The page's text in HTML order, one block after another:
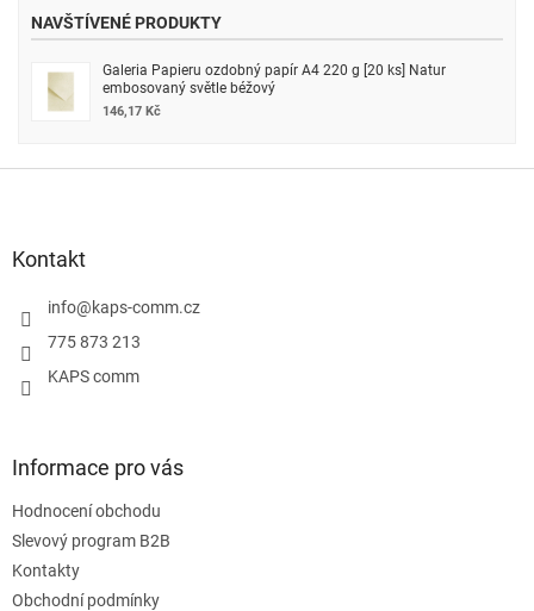
NAVŠTÍVENÉ PRODUKTY
Galeria Papieru ozdobný papír A4 220 g [20 ks] Natur
embosovaný světle béžový
146,17 Kč
Kontakt
info@kaps-comm.cz
775 873 213
KAPS comm
Informace pro vás
Hodnocení obchodu
Slevový program B2B
Kontakty
Obchodní podmínky